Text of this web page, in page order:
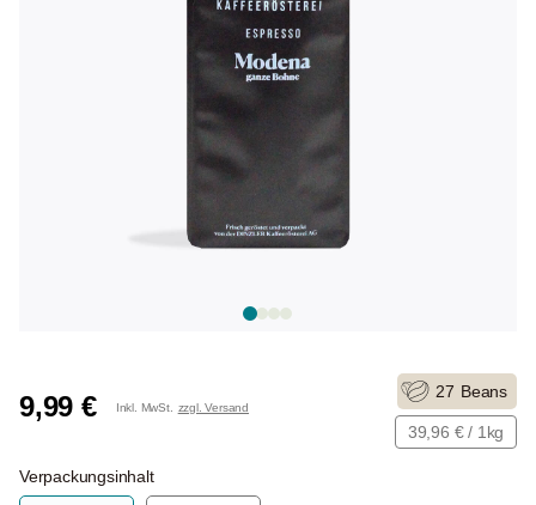
9,99 € Inkl. MwSt. zzgl. Versand
27 Beans
39,96 € / 1kg
Verpackungsinhalt